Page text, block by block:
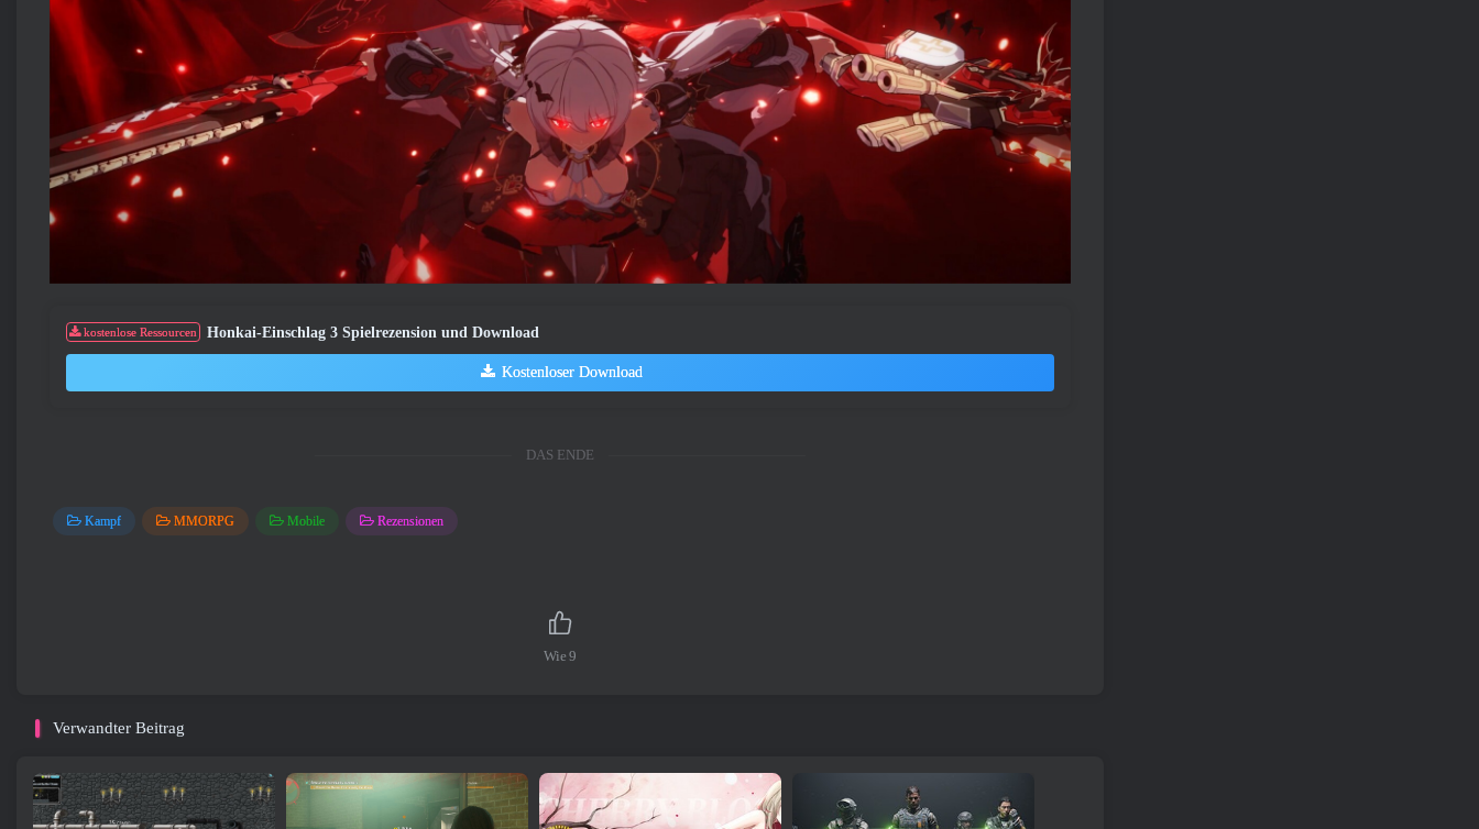
kostenlose Ressourcen Honkai-Einschlag 3 Spielrezension und Download
Kostenloser Download
DAS ENDE
Kampf MMORPG Mobile Rezensionen
Wie 9
Verwandter Beitrag